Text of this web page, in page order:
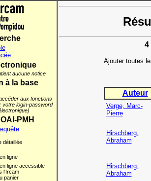
aucune notice
à la base
aux fonctions
votre login-password
PMH
détaillée
ligne
ligne accessible
l'Ircam
panier
4
Ajouter toutes
Auteur
Verge, Marc-
Pierre
Hirschberg,
Abraham
Hirschberg,
Abraham